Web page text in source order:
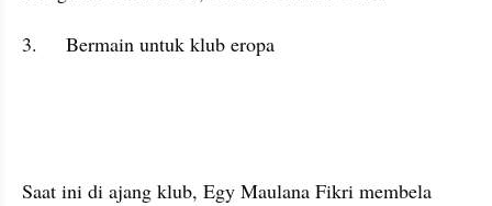
3.	Bermain untuk klub eropa
Saat ini di ajang klub, Egy Maulana Fikri membela